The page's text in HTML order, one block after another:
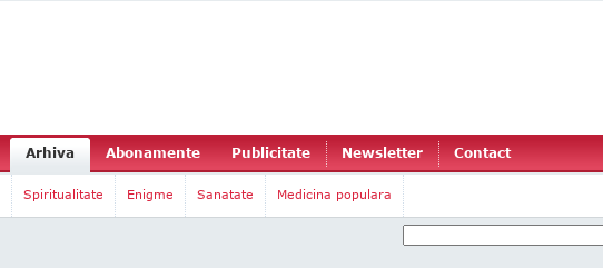
Arhiva Abonamente Publicitate Newsletter Contact
Spiritualitate Enigme Sanatate Medicina populara